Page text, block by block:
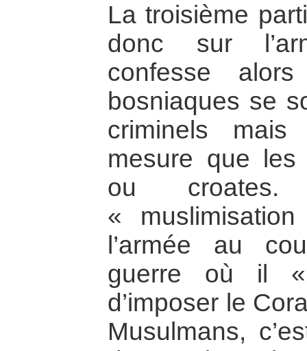
La troisième
donc sur
confesse
bosniaques se
criminels
mesure que les
ou
«
l’armée au
guerre où il «
d’imposer le
Musulmans,